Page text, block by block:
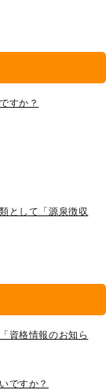
すか？
として「源泉徴収
資格情報のお知ら
ですか？